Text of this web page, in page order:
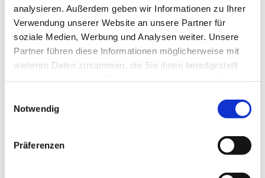
analysieren. Außerdem geben wir Informationen zu Ihrer
Verwendung unserer Website an unsere Partner für
soziale Medien, Werbung und Analysen weiter. Unsere
Partner führen diese Informationen möglicherweise mit
weiteren Daten zusammen, die Sie ihnen bereitgestellt
Notwendig
Präferenzen